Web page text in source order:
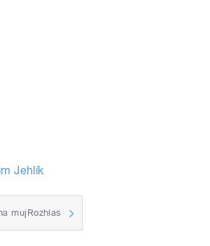
Jehlík
mujRozhlas